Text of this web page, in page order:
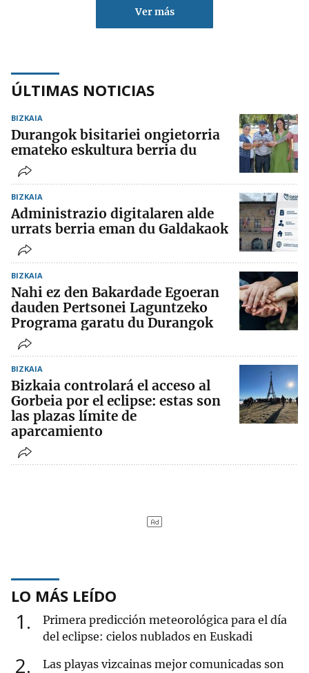
Ver más
ÚLTIMAS NOTICIAS
BIZKAIA
Durangok bisitariei ongietorria
emateko eskultura berria du
BIZKAIA
Administrazio digitalaren alde
urrats berria eman du Galdakaok
BIZKAIA
Nahi ez den Bakardade Egoeran
dauden Pertsonei Laguntzeko
Programa garatu du Durangok
BIZKAIA
Bizkaia controlará el acceso al
Gorbeia por el eclipse: estas son
las plazas límite de
aparcamiento
LO MÁS LEÍDO
1
Primera predicción meteorológica para el día
del eclipse: cielos nublados en Euskadi
2
Las playas vizcainas mejor comunicadas son